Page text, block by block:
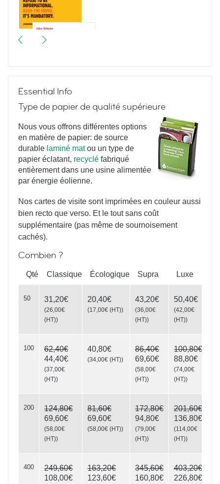
Meetings & More
More Vintage Typewriters
Runway
Essential Info
Type de papier de qualité supérieure
Nous vous offrons différentes options
en matière de papier: de source
durable laminé matou un type de
papier éclatant, recyclé fabriqué
entièrement dans une usine alimentée
par énergie éolienne.
Nos cartes de visite sont imprimées en couleur aussi
bien recto que verso. Et le tout sans coût
supplémentaire (pas même de sournoisement
cachés).
Combien ?
Qté Classique Écologique Supra Luxe
50 31,20€
(26,00€
(HT))
20,40€
(17,00€ (HT))
43,20€
(36,00€
(HT))
50,40€
(42,00€
(HT))
100
62,40€
44,40€
(37,00€
(HT))
40,80€
(34,00€ (HT))
86,40€
69,60€
(58,00€
(HT))
100,80€
88,80€
(74,00€
(HT))
200
124,80€
69,60€
(58,00€
(HT))
81,60€
69,60€
(58,00€ (HT))
172,80€
94,80€
(79,00€
(HT))
201,60€
136,80€
(114,00€
(HT))
400
249,60€
108,00€
163,20€
123,60€
345,60€
160,80€
403,20€
226,80€